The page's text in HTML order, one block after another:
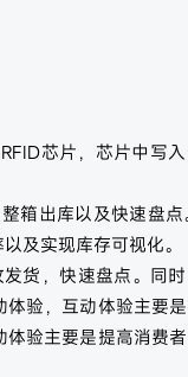
芯片，芯片中写
箱出库以及快速盘点
及实现库存可视化。
货，快速盘点。同
验，互动体验主要
验主要是提高消费